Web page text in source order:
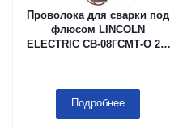
Проволока для сварки под
флюсом LINCOLN
ELECTRIC СВ-08ГСМТ-О 2.0
Подробнее